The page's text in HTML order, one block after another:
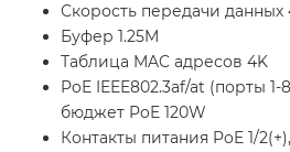
Скорость передачи данных
Буфер 1.25M
Таблица MAC адресов 4K
PoE IEEE802.3af/at (порты
бюджет PoE 120W
Контакты питания PoE 1/